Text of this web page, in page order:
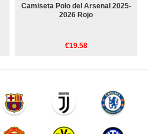
Camiseta Polo del Arsenal 2025-
2026 Rojo
€19.58